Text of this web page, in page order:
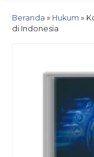
Beranda » Hukum »
di Indonesia